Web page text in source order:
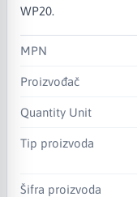
WP20.
MPN
Proizvođač
Quantity Unit
Tip proizvoda
Šifra proizvoda